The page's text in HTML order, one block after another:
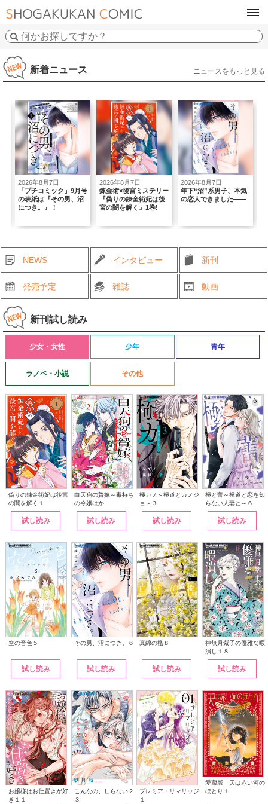
新着ニュース ニュースをもっと見る
2026年8月7日
「プチコミック」9月号
の表紙は『その男、沼
につき。』！
2026年8月7日
錬金術×後宮ミステリー
『偽りの錬金術妃は後
宮の闇を解く』1巻!
2026年8月7日
年下“沼”系男子、本気
の恋人できました――
NEWS インタビュー 新刊
発売予定 雑誌 動画
新刊試し読み
少女・女性 少年 青年
ラノベ・小説 その他
偽りの錬金術妃は後宮
の闇を解く１
試し読み
白天狗の贄嫁～毒持ち
の令嬢はか...
試し読み
極カノ～極道とカノジ
ョ～３
試し読み
極と蕾～極道と恋を知
らない人妻と～６
試し読み
空の音色５
試し読み
その男、沼につき。６
試し読み
真綿の檻８
試し読み
神無月紫子の優雅な暇
潰し１８
試し読み
お嬢様はお仕置きが好
き１１
こんなの、しらない２
３
プレミア・リマリッジ
１
愛蔵版 天は赤い河の
ほとり１